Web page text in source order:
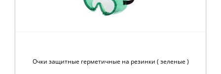
Очки защитные герметичные на резинки ( зеленые )